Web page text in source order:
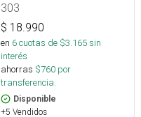
303
$ 18.990
en 6cuotas de $3.165sin
interés
ahorras $760 por
transferencia.
Disponible
+5 Vendidos